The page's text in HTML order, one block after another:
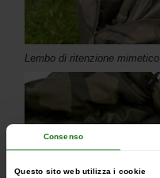
Consenso
Questo sito web utilizza i cookie
Lembo di ritenzione mimetico